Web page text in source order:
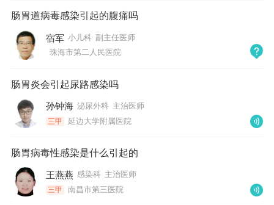
肠胃道病毒感染引起的腹痛吗
宿军 小儿科 副主任医师
珠海市第二人民医院
肠胃炎会引起尿路感染吗
孙钟海 泌尿外科 主治医师
三甲 延边大学附属医院
肠胃病毒性感染是什么引起的
王燕燕 感染科 主治医师
三甲 南昌市第三医院